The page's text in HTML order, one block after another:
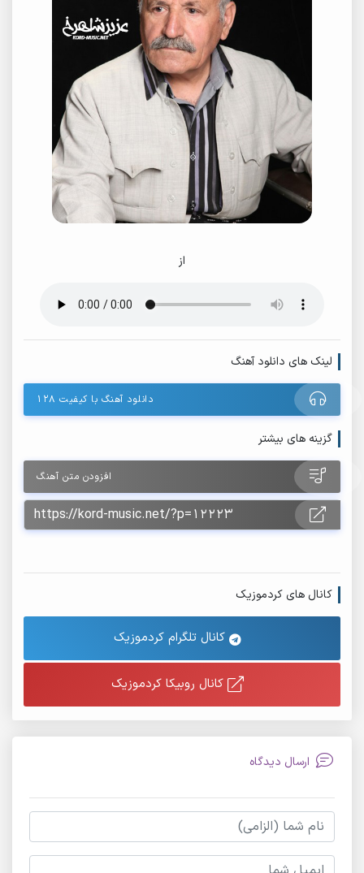
از
لینک های دانلود آهنگ
دانلود آهنگ با کیفیت ۱۲۸
گزینه های بیشتر
افزودن متن آهنگ
کانال های کردموزیک
کانال تلگرام کردموزیک
کانال روبیکا کردموزیک
ارسال دیدگاه